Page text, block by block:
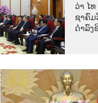
ວ່າ ໄ
ຊາ​ຄົມ​
ດຳ​ລົງ​